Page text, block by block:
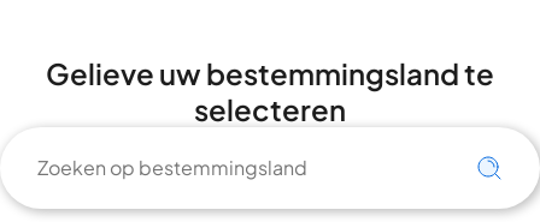
Gelieve uw bestemmingsland te
selecteren